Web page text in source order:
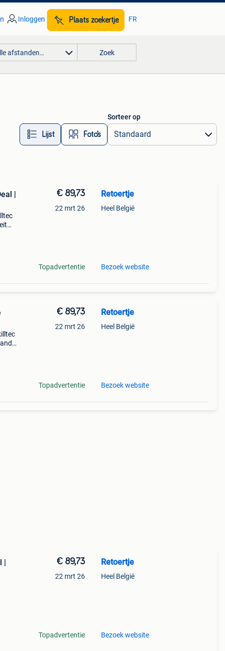
Inloggen Plaats zoekertje FR
afstanden… Zoek
Lijst Foto’s
Sorteer op
|
€ 89,73
22 mrt 26
Topadvertentie
Retoertje
Heel België
Bezoek website
€ 89,73
22 mrt 26
Topadvertentie
Retoertje
Heel België
Bezoek website
|
€ 89,73
22 mrt 26
Topadvertentie
Retoertje
Heel België
Bezoek website